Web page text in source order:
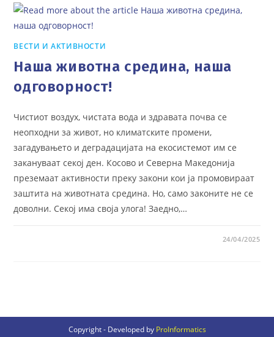
ВЕСТИ И АКТИВНОСТИ
Наша животна средина, наша
одговорност!
Чистиот воздух, чистата вода и здравата почва се
неопходни за живот, но климатските промени,
загадувањето и деградацијата на екосистемот им се
закануваат секој ден. Косово и Северна Македонија
преземаат активности преку закони кои ја промовираат
заштита на животната средина. Но, само законите не се
доволни. Секој има своја улога! Заедно,…
24/04/2025
Copyright - Developed by ProInformatics